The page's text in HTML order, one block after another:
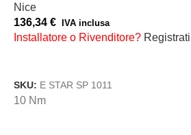
Nice
136,34 € IVA inclusa
Installatore o Rivenditore? Registrati
SKU: E STAR SP 1011
10 Nm